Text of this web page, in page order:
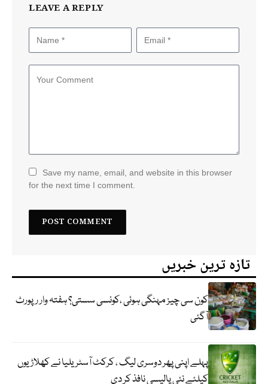
LEAVE A REPLY
Save my name, email, and website in this browser
for the next time I comment.
تازہ ترین خبریں
کون سی چیز مہنگی ہوئی ،کونسی سستی؟ ہفتہ وار رپورٹ
آگئی
پہلے اپنی پھر دوسری لیگ ، کرکٹ آسٹریلیا نے کھلاڑیوں
کیلئے نئی پالیسی نافذ کر دی